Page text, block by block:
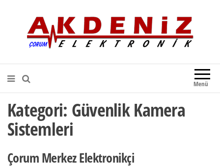
Akdeniz Elektronik
Teknik Destek, Kaliteli Hizmet |
Çorum Elektronik Firması
Menü
Kategori: Güvenlik Kamera
Sistemleri
Çorum Merkez Elektronikçi